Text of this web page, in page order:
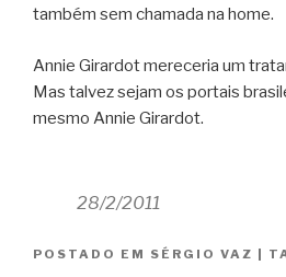
também sem chamada na home.
Annie Girardot mereceria um
Mas talvez sejam os portais
mesmo Annie Girardot.
28/2/2011
POSTADO EM SÉRGIO VAZ